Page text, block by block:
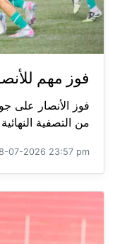
فوز مهم
من التصفية
07-2026 23:57 pm